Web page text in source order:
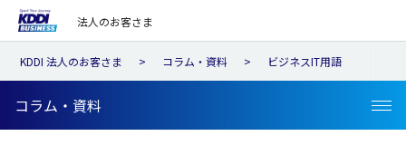
法人のお客さま
KDDI 法人のお客さま コラム・資料 ビジネスIT用語
コラム・資料